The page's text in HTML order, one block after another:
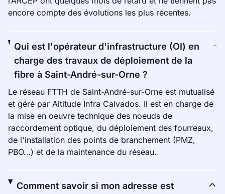
encore compte des évolutions les plus récentes.
Qui est l'opérateur d'infrastructure (OI) en
charge des travaux de déploiement de la
fibre à Saint-André-sur-Orne ?
Le réseau FTTH de Saint-André-sur-Orne est mutualisé
et géré par Altitude Infra Calvados. Il est en charge de
la mise en oeuvre technique des noeuds de
raccordement optique, du déploiement des fourreaux,
de l'installation des points de branchement (PMZ,
PBO…) et de la maintenance du réseau.
Comment savoir si mon adresse est